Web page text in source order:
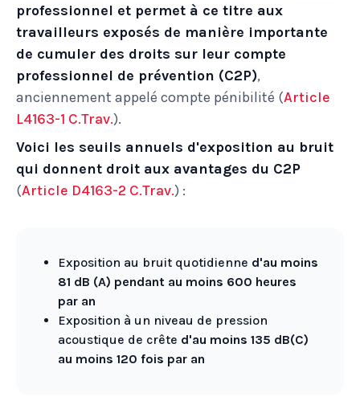
professionnel et permet à ce titre aux
travailleurs exposés de manière importante
de cumuler des droits sur leur compte
professionnel de prévention (C2P),
anciennement appelé compte pénibilité (Article
L4163-1 C.Trav.).
Voici les seuils annuels d'exposition au bruit
qui donnent droit aux avantages du C2P
(Article D4163-2 C.Trav.) :
Exposition au bruit quotidienne d'au moins
81 dB (A) pendant au moins 600 heures
par an
Exposition à un niveau de pression
acoustique de crête d'au moins 135 dB(C)
au moins 120 fois par an